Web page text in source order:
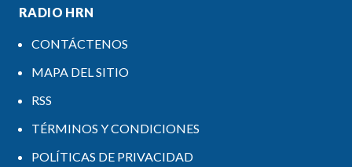
RADIO HRN
CONTÁCTENOS
MAPA DEL SITIO
RSS
TÉRMINOS Y CONDICIONES
POLÍTICAS DE PRIVACIDAD